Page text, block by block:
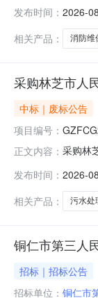
月09日
发布时间： 2026-
相关产品：
消防维
采购林芝市人
中标｜废标公告
项目编号：
正文内容： 采购林
称：林
按以下
发布时间： 2026-
相关产品：
污水处
铜仁市第三人
招标｜招标公告
招标单位： 铜仁市